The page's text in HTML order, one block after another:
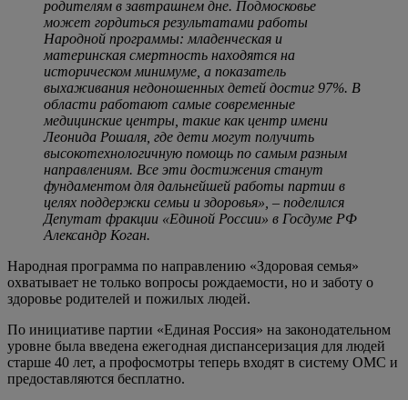
родителям в завтрашнем дне. Подмосковье
может гордиться результатами работы
Народной программы: младенческая и
материнская смертность находятся на
историческом минимуме, а показатель
выхаживания недоношенных детей достиг 97%. В
области работают самые современные
медицинские центры, такие как центр имени
Леонида Рошаля, где дети могут получить
высокотехнологичную помощь по самым разным
направлениям. Все эти достижения станут
фундаментом для дальнейшей работы партии в
целях поддержки семьи и здоровья», – поделился
Депутат фракции «Единой России» в Госдуме РФ
Александр Коган.
Народная программа по направлению «Здоровая семья»
охватывает не только вопросы рождаемости, но и заботу о
здоровье родителей и пожилых людей.
По инициативе партии «Единая Россия» на законодательном
уровне была введена ежегодная диспансеризация для людей
старше 40 лет, а профосмотры теперь входят в систему ОМС и
предоставляются бесплатно.